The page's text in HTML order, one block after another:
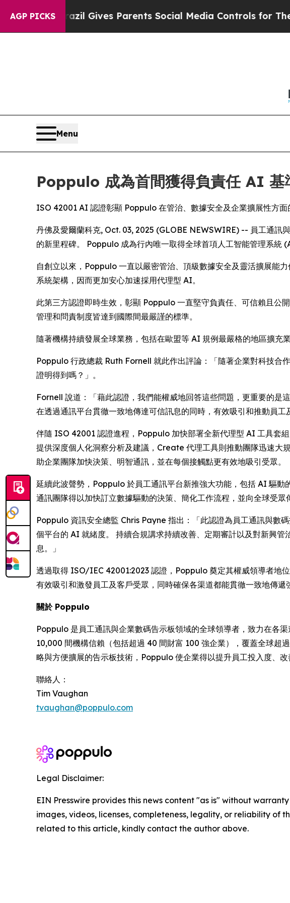
AGP PICKS
Brazil Gives Parents Social Media Controls for Their
Menu
Poppulo 成為首間獲得負責任 AI 基
ISO 42001 AI 認證彰顯 Poppulo 在管治、數據安全及企業擴展性方面
丹佛及愛爾蘭科克, Oct. 03, 2025 (GLOBE NEWSWIRE) -- 員工通訊
的新里程碑。 Poppulo 成為行內唯一取得全球首項人工智能管理系統
自創立以來，Poppulo 一直以嚴密管治、頂級數據安全及靈活擴展能
系統架構，因而更加安心加速採用代理型 AI。
此第三方認證即時生效，彰顯 Poppulo 一直堅守負責任、可信賴且公
管理和問責制度皆達到國際間最嚴謹的標準。
隨著機構持續發展全球業務，包括在歐盟等 AI 規例最嚴格的地區擴充
Poppulo 行政總裁 Ruth Fornell 就此作出評論：「隨著企業對科技合
證明得到嗎？」。
Fornell 說道：「藉此認證，我們能權威地回答這些問題，更重要的
在透過通訊平台貫徹一致地傳達可信訊息的同時，有效吸引和推動員工
伴隨 ISO 42001 認證進程，Poppulo 加快部署全新代理型 AI 工具套
提供深度個人化洞察分析及建議， Create 代理工具則推動團隊迅速大
助企業團隊加快決策、明智通訊，並在每個接觸點更有效地吸引受眾。
延續此波聲勢，Poppulo 於員工通訊平台新推強大功能，包括 AI 驅
通訊團隊得以加快訂立數據驅動的決策、簡化工作流程，並向全球受眾
Poppulo 資訊安全總監 Chris Payne 指出：「此認證為員工通訊與數
個平台的 AI 就緒度。 持續合規講求持續改善、定期審計以及對新興
息。」
透過取得 ISO/IEC 42001:2023 認證，Poppulo 奠定其權威領導者地
有效吸引和激發員工及客戶受眾，同時確保各渠道都能貫徹一致地傳遞
關於 Poppulo
Poppulo 是員工通訊與企業數碼告示板領域的全球領導者，致力在各
10,000 間機構信賴（包括超過 40 間財富 100 強企業），覆蓋全球超
略與方便擴展的告示板技術，Poppulo 使企業得以提升員工投入度、
聯絡人：
Tim Vaughan
tvaughan@poppulo.com
Legal Disclaimer:
EIN Presswire provides this news content "as is" without
images, videos, licenses, completeness, legality, or reliability of
related to this article, kindly contact the author above.